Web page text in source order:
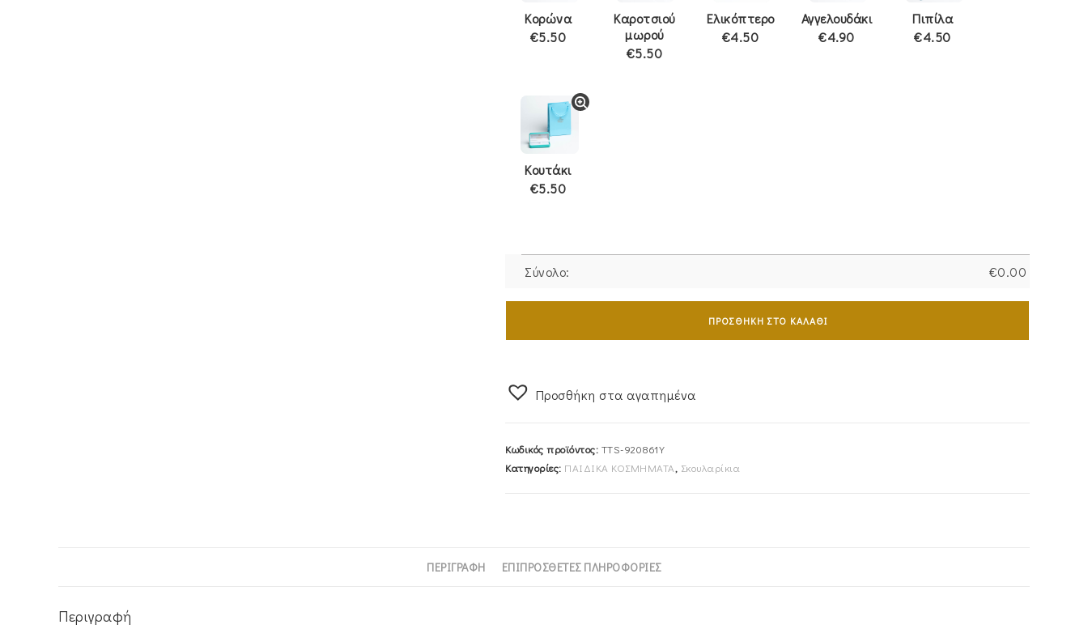
Κορώνα
€5.50
Καροτσιού
μωρού
€5.50
Ελικόπτερο
€4.50
Αγγελουδάκι
€4.90
Πιπίλα
€4.50
Κουτάκι
€5.50
Σύνολο: €0.00
Σκουλαρίκια
Παιδικά
Τριφύλλι
Σμάλτο
ΠΡΟΣΘΉΚΗ ΣΤΟ ΚΑΛΆΘΙ
Προσθήκη στα αγαπημένα
Κωδικός προϊόντος: TTS-920861Y
Κατηγορίες: ΠΑΙΔΙΚΑ ΚΟΣΜΗΜΑΤΑ, Σκουλαρίκια
ΠΕΡΙΓΡΑΦΉ ΕΠΙΠΡΌΣΘΕΤΕΣ ΠΛΗΡΟΦΟΡΊΕΣ
Περιγραφή